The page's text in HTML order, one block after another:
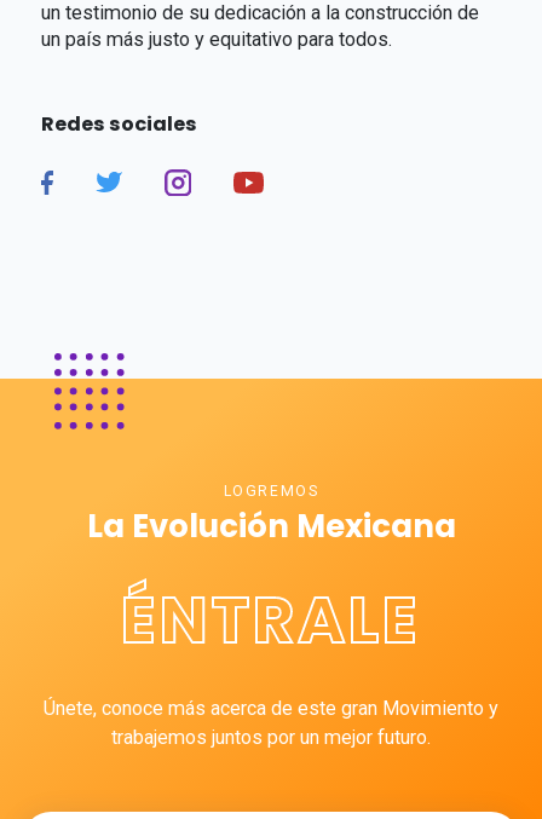
un testimonio de su dedicación a la construcción de
un país más justo y equitativo para todos.
Redes sociales
LOGREMOS
La Evolución Mexicana
ÉNTRALE
Únete, conoce más acerca de este gran Movimiento y
trabajemos juntos por un mejor futuro.